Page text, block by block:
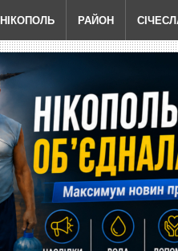
НІКОПОЛЬ РАЙОН